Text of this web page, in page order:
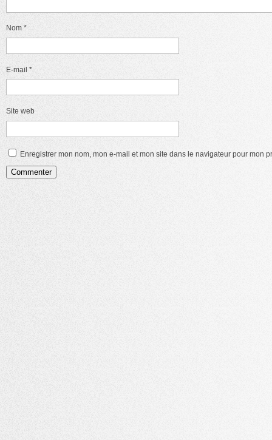
Nom *
E-mail *
Site web
Enregistrer mon nom, mon e-mail et mon site dans le navigateur pour mon